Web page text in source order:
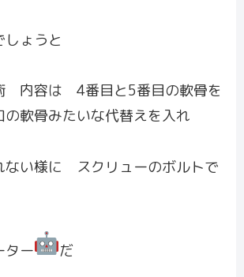
ょうと
内容は 4番目と5番目の軟骨を
軟骨みたいな代替えを入れ
ない様に スクリューのボルトで
ター だ